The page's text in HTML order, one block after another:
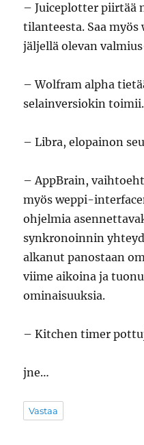
– Juiceplotter piirtää
tilanteesta. Saa
jäljellä olevan
– Wolfram alpha
selainversiokin toimii.
– Libra, elopainon
– AppBrain,
myös weppi-
ohjelmia
synkronoinnin
alkanut panostaan
viime aikoina ja
ominaisuuksia.
– Kitchen timer
jne…
Vastaa